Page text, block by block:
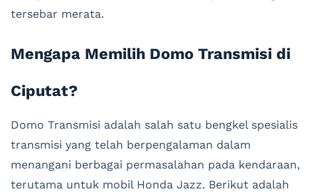
tersebar merata.
Mengapa Memilih Domo Transmisi di
Ciputat?
Domo Transmisi adalah salah satu bengkel spesialis
transmisi yang telah berpengalaman dalam
menangani berbagai permasalahan pada kendaraan,
terutama untuk mobil Honda Jazz. Berikut adalah